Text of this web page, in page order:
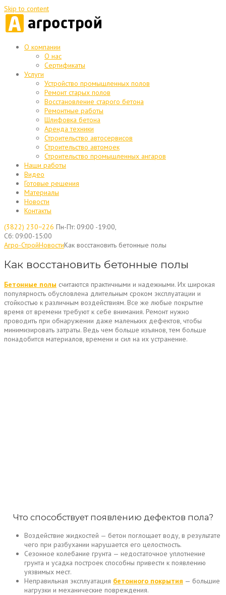
Skip to content
О компании
О нас
Сертификаты
Услуги
Устройство промышленных полов
Ремонт старых полов
Восстановление старого бетона
Ремонтные работы
Шлифовка бетона
Аренда техники
Строительство автосервисов
Строительство автомоек
Строительство промышленных ангаров
Наши работы
Видео
Готовые решения
Материалы
Новости
Контакты
(3822) 230−226 Пн-Пт: 09:00 -19:00,
Сб: 09:00-15:00
Агро-СтройНовостиКак восстановить бетонные полы
Как восстановить бетонные полы
Бетонные полы считаются практичными и надежными. Их широкая
популярность обусловлена длительным сроком эксплуатации и
стойкостью к различным воздействиям. Все же любые покрытие
время от времени требуют к себе внимания. Ремонт нужно
проводить при обнаружении даже маленьких дефектов, чтобы
минимизировать затраты. Ведь чем больше изъянов, тем больше
понадобится материалов, времени и сил на их устранение.
Что способствует появлению дефектов пола?
Воздействие жидкостей — бетон поглощает воду, в результате
чего при разбухании нарушается его целостность.
Сезонное колебание грунта — недостаточное уплотнение
грунта и усадка построек способны привести к появлению
уязвимых мест.
Неправильная эксплуатация бетонного покрытия — большие
нагрузки и механические повреждения.